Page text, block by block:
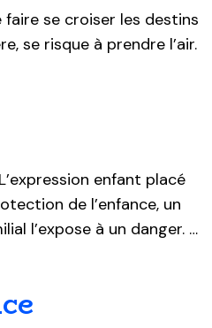
faire se croiser les destins
se risque à prendre l’air.
enfant placé
de l’enfance, un
l’expose à un danger. …